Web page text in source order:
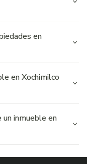
en
en Xochimilco
inmueble en